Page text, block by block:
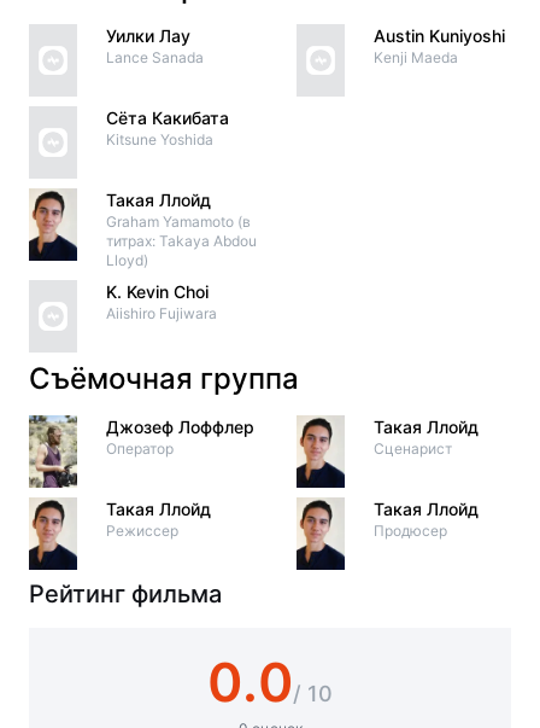
Уилки Лау
Lance Sanada
Сёта Какибата
Kitsune Yoshida
Такая Ллойд
Graham Yamamoto (в
титрах: Takaya Abdou
Lloyd)
K. Kevin Choi
Aiishiro Fujiwara
Austin Kuniyoshi
Kenji Maeda
Съёмочная группа
Джозеф Лоффлер
Оператор
Такая Ллойд
Режиссер
Такая Ллойд
Сценарист
Такая Ллойд
Продюсер
Рейтинг фильма
0.0/ 10